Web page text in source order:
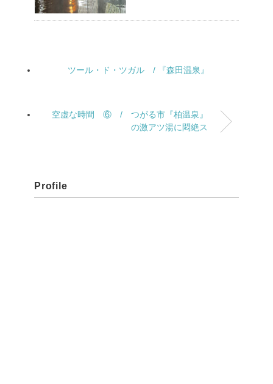
ツール・ド・ツガル / 『森田温泉』
空虚な時間 ⑥ / つがる市『柏温泉』
の激アツ湯に悶絶ス
Profile